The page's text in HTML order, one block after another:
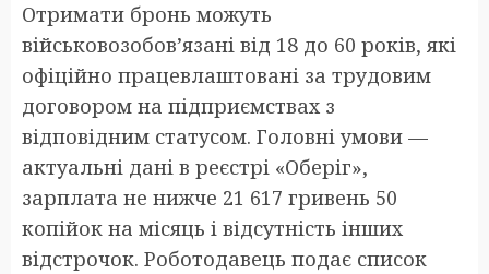
Отримати бронь можуть
військовозобов’язані від 18 до 60 років, які
офіційно працевлаштовані за трудовим
договором на підприємствах з
відповідним статусом. Головні умови —
актуальні дані в реєстрі «Оберіг»,
зарплата не нижче 21 617 гривень 50
копійок на місяць і відсутність інших
відстрочок. Роботодавець подає список